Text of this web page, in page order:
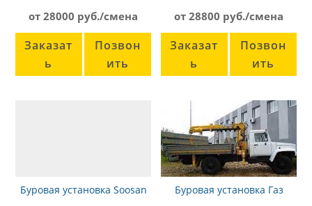
от 28000 руб./смена
Заказат
ь
Позвон
ить
от 28800 руб./смена
Заказат
ь
Позвон
ить
Буровая установка Soosan
Буровая установка Газ